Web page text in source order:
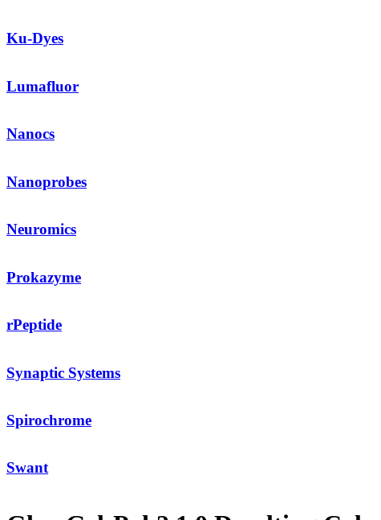
Ku-Dyes
Lumafluor
Nanocs
Nanoprobes
Neuromics
Prokazyme
rPeptide
Synaptic Systems
Spirochrome
Swant